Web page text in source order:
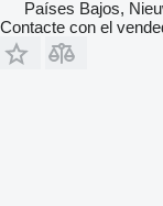
Países Bajos,
Contacte con el